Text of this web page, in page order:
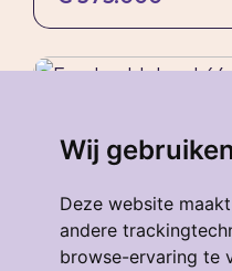
Wij
Deze website
andere
browse-ervaring te